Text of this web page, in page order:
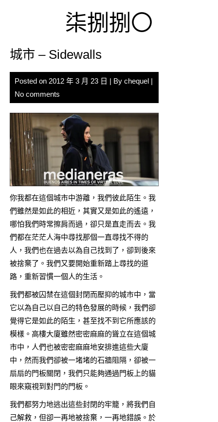
柒捌捌〇
城市 – Sidewalls
Posted on 2012 年 3 月 23 日 | By chequel |
No comments
你我都在這個城市中游離，我們彼此陌生。我
們雖然是如此的相近，其實又是如此的遙遠，
哪怕我們時常擦肩而過，卻只是直走而去。我
們都在茫茫人海中尋找那個一直尋找不得的
人，我們也在過去以為自己找到了，卻到後來
被捨棄了。我們又要開始重新踏上尋找的道
路，重新習慣一個人的生活。
我們都被囚禁在這個封閉而壓抑的城市中，當
它以為自己以自己的特色發展的時候，我們卻
覺得它是如此的陌生，甚至找不到它所應該的
模樣。高樓大廈雖然密密麻麻的聳立在這個城
市中，人們也被密密麻麻地安排進這些大廈
中，然而我們卻被一堵堵的石牆阻隔，卻被一
扇扇的門板關閉，我們只能夠通過門板上的貓
眼來窺視到對門的門板。
我們都努力地逃出這些封閉的牢籠，將我們自
己解救，但卻一再地被捨棄，一再地錯誤。於